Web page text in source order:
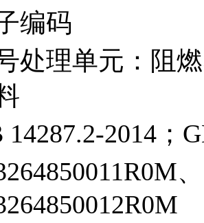
编码
处理单元：阻
14287.2-2014；